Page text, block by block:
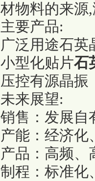
材物料的来源
主要产品:
广泛用途石英
小型化贴片石
压控有源晶振
未来展望:
销售：发展自
产能：经济化
产品：高频、
制程：标准化